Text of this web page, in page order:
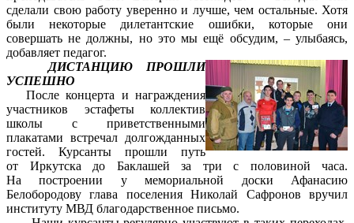
сделали свою работу уверенно и лучше, чем остальные. Хотя
были некоторые дилетантские ошибки, которые они
совершать не должны, но это мы ещё обсудим, – улыбаясь,
добавляет педагог.
ДИСТАНЦИЮ ПРОШЛИ
УСПЕШНО
После концерта и награждения
участников эстафеты коллектив
школы с приветственными
плакатами встречал долгожданных
гостей. Курсанты прошли путь
от Иркутска до Баклашей за три с половиной часа.
На построении у мемориальной доски Афанасию
Белобородову глава поселения Николай Сафронов вручил
институту МВД благодарственное письмо.